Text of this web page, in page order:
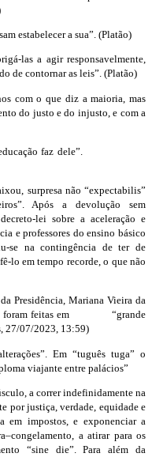
estabelecer a sua” . (Platão)
á-las a agir responsavelmente,
de contornar as leis”. (Platão)
com o que diz a maioria , mas
do justo e do injusto, e com a
faz dele”
, surpresa não“expectabilis”
”. Após a devolução sem
lei sobre a aceleração e
e professores do ensino básico
se na contingência de terde
lo em tempo recorde, o que não
Presidência, Mariana Vieira da
foram feitas em “grande
27/07/2023, 13:59)
.Em“tuguês tuga” o
viajante entre palácios”
, a correr indefinidamente na
por justiça,verdade, equidadee
em impostos,e exponenciar a
–congelamento, a atirar para os
“sine die”. Para além da